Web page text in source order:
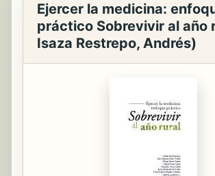
Ejercer la medicina:
práctico Sobrevivir al año
Isaza Restrepo, Andrés)